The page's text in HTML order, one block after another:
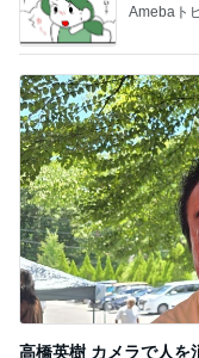
Amebaト
高橋英樹 カメラで人を